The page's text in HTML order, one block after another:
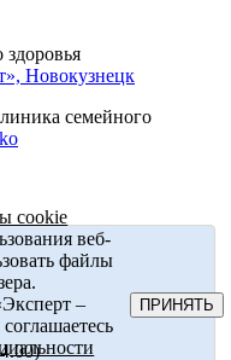
семейного
cookie
веб-
файлы
–
ПРИНЯТЬ